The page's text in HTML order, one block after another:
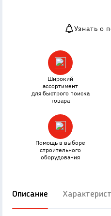
Узнать о
Широкий
ассортимент
для быстрого поиска
товара
Помощь в выборе
строительного
оборудования
Описание